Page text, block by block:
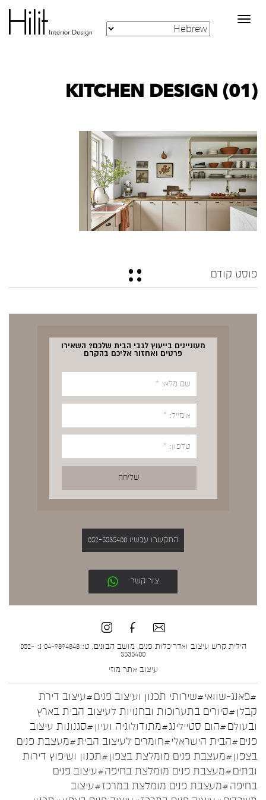
Toggle
navigation
KITCHEN DESIGN (01)
פוסט קודם
מעוניינים בייעוץ לגבי הבית שלכם? השאירו
פרטים ואחזור אליכם בהקדם
התקשרו עכשיו 052-5535400
צור קשר
הילית קרש עיצוב ואדריכלות פנים, מושב הבונים, ט: 04-9894848 נ: 052-
5535400
עיצוב אתר מוזי
#פאנג-שוואי#שירותי תכנון ועיצוב פנים#עיצוב דירת
קבלן #סיורים בתערוכות ובחנויות לעיצוב הבית בארץ
ובעולם#הום סטיילינג#מתודולוגיה ועיון #סגנונות עיצוב
פנים#הבית הישראלי#חומרים לעיצוב הבית#מעצבת פנים
בצפון #מעצבת פנים מומלצת בצפון#תכנון ושיפוץ דירות
ובתים#מעצבת פנים מומלצת בחיפה#עיצוב פנים
בחיפה#מעצבת פנים מומלצת במרכז#עיצוב